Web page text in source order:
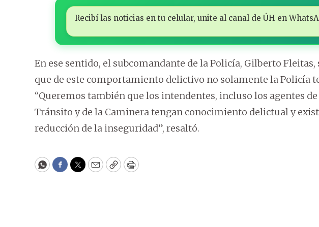
Recibí las noticias en tu celular, unite al canal de ÚH en
En ese sentido, el subcomandante de la Policía, Gilberto
que de este comportamiento delictivo no solamente la Policía
“Queremos también que los intendentes, incluso los agentes
Tránsito y de la Caminera tengan conocimiento delictual y
reducción de la inseguridad”, resaltó.
WhatsApp
Facebook
Twitter
EmailCopyPrint